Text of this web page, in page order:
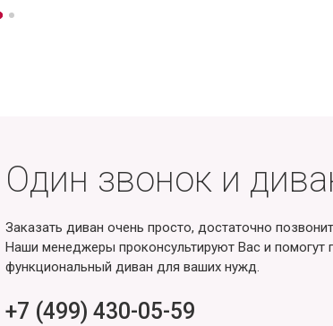
Один звонок и
Заказать диван очень просто, достаточно
Наши менеджеры проконсультируют Вас и помогут
функциональный диван для ваших нужд.
+7 (499) 430-05-59